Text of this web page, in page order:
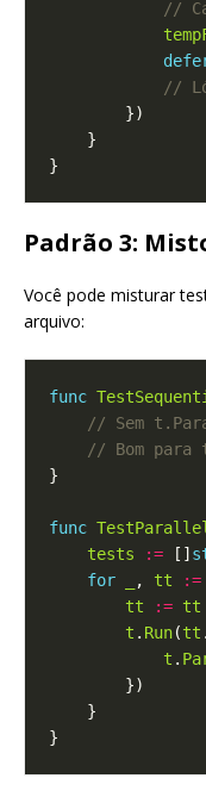
Padrão 3:
Você pode misturar
arquivo:
func
func TestParallel
tests
:= []
for
, tt :=
tt
:= tt
t . Run(tt .
t .